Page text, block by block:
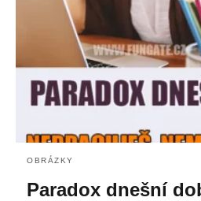
OBRÁZKY
Paradox dnešní